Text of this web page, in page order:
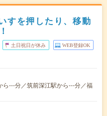
すを押したり、移動
土日祝日が休み WEB登録OK
ら---分／筑前深江駅から---分／福